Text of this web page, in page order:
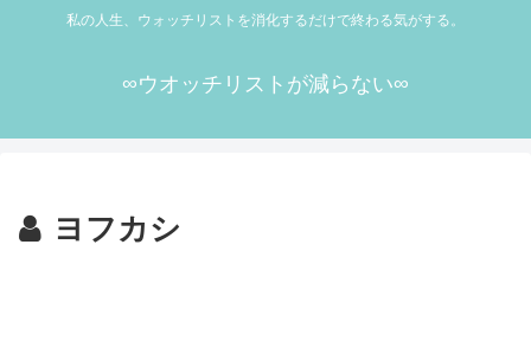
私の人生、ウォッチリストを消化するだけで終わる気がする。
∞ウオッチリストが減らない∞
ヨフカシ